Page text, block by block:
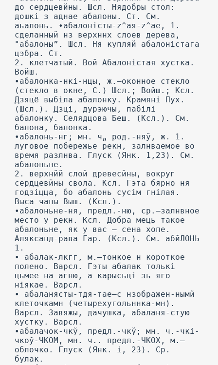
до сердцевйны. Шсл. Нядобры стол:
дошкі з аднае абалоны. Ст. См.
аьалонь. •aбaлoнicты-z^aя-z^ae, 1.
сделанный нз верхннх слоев дерева,
"абалоны”. Шсл. Ня купляй абалоністага
цэбра. Ст.
2. клетчатый. Вой Абалоністая хустка.
Войш.
•абалонка-нкі-нцы, ж.—оконное стекло
(стекло в окне, С.) Шсл.; Войш.; Ксл.
Дзяцё выбіла абалонку. Крамяні Пух.
(Шсл.). Дзці, дурэючы, пабілі
абалонку. Селядцова Беш. (Ксл.). См.
балона, балонка.
•абалонь-нг; мн. ч„ род.-няў, ж. 1.
луговое побережье рекн, залнваемое во
время разлнва. Глуск (Янк. 1,23). См.
абалоньне.
2. верхнйй слой древесйны, вокруг
сердцевйны свола. Ксл. Гэта бярно ня
годзіцца, бо абалонь сусім гнілая.
Выса-чаны Выш. (Ксл.).
•абалоньне-ня, предл.-ню, ср.—залнвное
место у рекн. Ксл. Добра мець такое
абалоньне, як у вас — сена хопе.
Аляксанд-рава Гар. (Ксл.). См. абйЛОНЬ
1.
• абалак-лкгг, м.—тонкое н короткое
полено. Варсл. Гэты абалак толькі
цьмее на агню, а карысьці зь яго
ніякае. Варсл.
• абаланясты-тдя-тае—с нзображен-нымй
клеточкамн (четырехугольннка-мн).
Варсл. Завяжы, дачушка, абаланя-стую
хустку. Варсл.
•абалачок-чкў, предл.-чкў; мн. ч.-чкі-
чкоў-ЧКОМ, мн. ч.. предл.-ЧКОХ, м.—
облочко. Глуск (Янк. і, 23). Ср.
булак.